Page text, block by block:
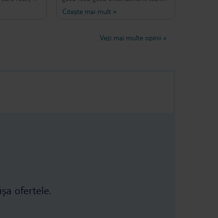
like to
make great job Beach pool rooms
very good
Citește mai mult»
Vezi mai multe opinii »
ofertele.